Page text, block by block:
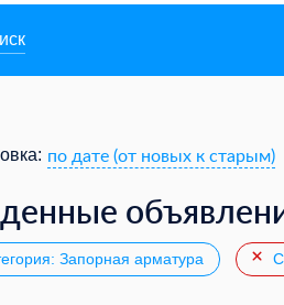
по дате (от новых к старым)
Запорная арматура